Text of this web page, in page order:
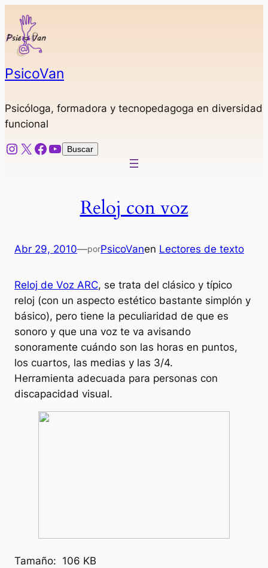
Saltar
contenido
PsicoVan
Psicóloga, formadora y tecnopedagoga en diversidad
funcional
Instagram
X Facebook
YouTube
Buscar
Buscar
Reloj con voz
Abr 29, 2010—porPsicoVanen Lectores de texto
Reloj de Voz ARC, se trata del clásico y típico
reloj (con un aspecto estético bastante simplón y
básico), pero tiene la peculiaridad de que es
sonoro y que una voz te va avisando
sonoramente cuándo son las horas en puntos,
los cuartos, las medias y las 3/4.
Herramienta adecuada para personas con
discapacidad visual.
Tamaño: 106 KB